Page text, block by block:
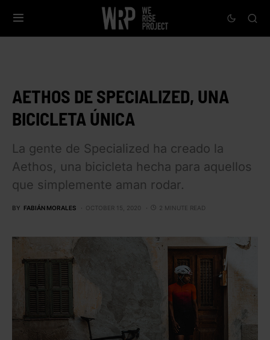
AETHOS DE SPECIALIZED, UNA
BICICLETA ÚNICA
La gente de Specialized ha creado la
Aethos, una bicicleta hecha para aquellos
que simplemente aman rodar.
BY FABIÁN MORALES OCTOBER 15, 2020 2 MINUTE READ